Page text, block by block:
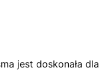
jest doskonała dla